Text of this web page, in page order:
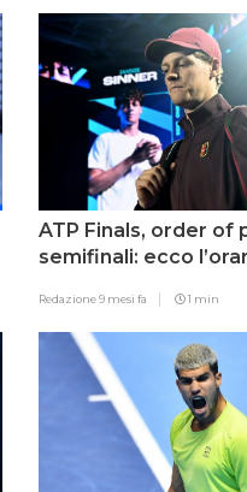
ATP Finals, order of
semifinali: ecco
Redazione9 mesi fa 1 min